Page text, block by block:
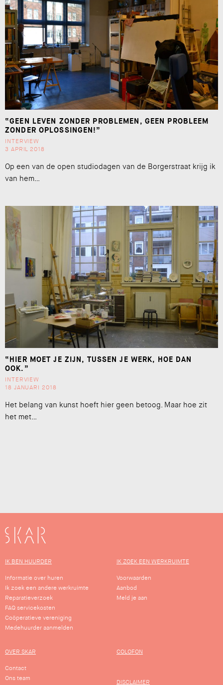
“GEEN LEVEN ZONDER PROBLEMEN, GEEN PROBLEEM
ZONDER OPLOSSINGEN!”
INTERVIEW
3 APRIL 2018
Op een van de open studiodagen van de Borgerstraat krijg ik
van hem…
“HIER MOET JE ZIJN, TUSSEN JE WERK, HOE DAN
OOK.”
INTERVIEW
18 JANUARI 2018
Het belang van kunst hoeft hier geen betoog. Maar hoe zit
het met…
SKAR
IK BEN HUURDER
Informatie over huren
Ik zoek een andere werkruimte
Reparatieverzoek
FAQ servicekosten
Coöperatieve vereniging
Medehuurder aanmelden
IK ZOEK EEN WERKRUIMTE
Voorwaarden
Aanbod
Meld je aan
OVER SKAR
Contact
Ons team
COLOFON
DISCLAIMER